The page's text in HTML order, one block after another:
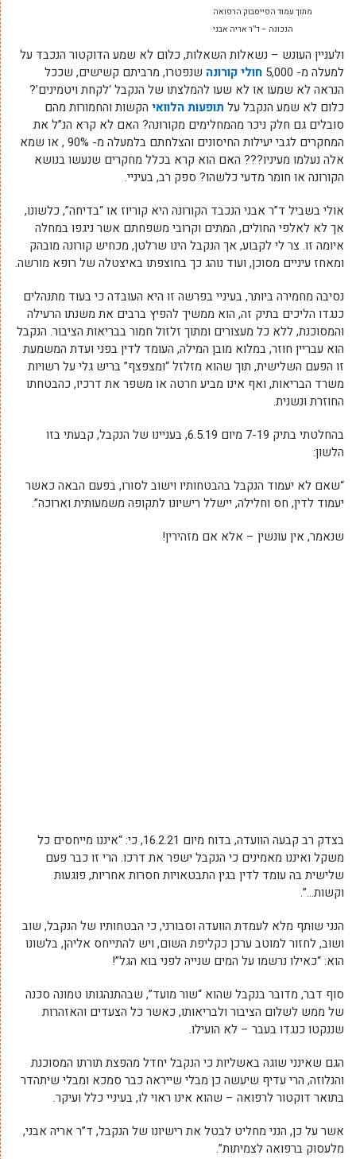
מתוך עמוד הפייסבוק הרפואה
הנכונה – ד”ר אריה אבני
ולעניין העונש – נשאלות השאלות, כלום לא שמע הדוקטור הנכבד על
למעלה מ- 5,000
חולי קורונה שנפטרו, מרביתם קשישים, שככל
הנראה לא שמעו או לא שעו להמלצתו של הנקבל ‘לקחת ויטמינים’?
כלום לא שמע הנקבל על תופעות הלוואי הקשות והחמורות מהם
סובלים גם חלק ניכר מהמחלימים מקורונה? האם לא קרא הנ”ל את
המחקרים לגבי יעילות החיסונים והצלחתם בלמעלה מ- 90% , או שמא
אלה נעלמו מעיניו??? האם הוא קרא בכלל מחקרים שנעשו בנושא
הקורונה או חומר מדעי כלשהו? ספק רב, בעיניי.
אולי בשביל ד”ר אבני הנכבד הקורונה היא קוריוז או “בדיחה”, כלשונו,
אך לא לאלפי החולים, המתים וקרובי משפחתם אשר ניגפו במחלה
איומה זו. צר לי לקבוע, אך הנקבל הינו שרלטן, מכחיש קורונה מובהק
ומאחז עיניים מסוכן, ועוד נוהג כך בחוצפתו באיצטלה של רופא מורשה.
נסיבה מחמירה ביותר, בעיניי בפרשה זו היא העובדה כי בעוד מתנהלים
כנגדו הליכים בתיק זה, הוא ממשיך להפיץ ברבים את משנתו הרעילה
והמסוכנת, ללא כל מעצורים ומתוך זלזול חמור בבריאות הציבור. הנקבל
הוא עבריין חוזר, במלוא מובן המילה, העומד לדין בפני ועדת המשמעת
זו הפעם השלישית, תוך שהוא מזלזל “ומצפצף” בריש גלי על רשויות
משרד הבריאות, ואף אינו מביע חרטה או משפר את דרכיו, כהבטחתו
החוזרת ונשנית.
בהחלטתי בתיק 7-19 מיום 6.5.19, בעניינו של הנקבל, קבעתי בזו
הלשון:
“שאם לא יעמוד הנקבל בהבטחותיו וישוב לסורו, בפעם הבאה כאשר
יעמוד לדין, חס וחלילה, יישלל רישיונו לתקופה משמעותית וארוכה”.
שנאמר, אין עונשין – אלא אם מזהירין!
בצדק רב קבעה הוועדה, בדוח מיום 16.2.21, כי: “איננו מייחסים כל
משקל ואיננו מאמינים כי הנקבל ישפר את דרכו. הרי זו כבר פעם
שלישית בה עומד לדין בגין התבטאויות חסרות אחריות, פוגעות
וקשות…”.
הנני שותף מלא לעמדת הוועדה וסבורני, כי הבטחותיו של הנקבל, שוב
ושוב, לחזור למוטב ערכן כקליפת השום, ויש להתייחס אליהן, בלשונו
הוא: “כאילו נרשמו על המים שנייה לפני בוא הגל”!
סוף דבר, מדובר בנקבל שהוא “שור מועד”, שבהתנהגותו טמונה סכנה
של ממש לשלום הציבור ולבריאותו, כאשר כל הצעדים והאזהרות
שננקטו כנגדו בעבר – לא הועילו.
הגם שאינני שוגה באשליות כי הנקבל יחדל מהפצת תורתו המסוכנת
והנלוזה, הרי עדיף שיעשה כן מבלי שייראה כבר סמכא ומבלי שיתהדר
בתואר דוקטור לרפואה – שהוא אינו ראוי לו, בעיניי כלל ועיקר.
אשר על כן, הנני מחליט לבטל את רישיונו של הנקבל, ד”ר אריה אבני,
מלעסוק ברפואה לצמיתות”.